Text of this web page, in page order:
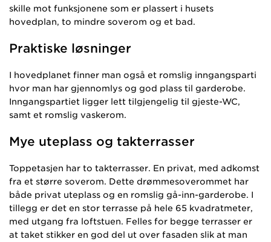
skille mot funksjonene som er plassert i husets
hovedplan, to mindre soverom og et bad.
Praktiske løsninger
I hovedplanet finner man også et romslig inngangsparti
hvor man har gjennomlys og god plass til garderobe.
Inngangspartiet ligger lett tilgjengelig til gjeste-WC,
samt et romslig vaskerom.
Mye uteplass og takterrasser
Toppetasjen har to takterrasser. En privat, med adkomst
fra et større soverom. Dette drømmesoverommet har
både privat uteplass og en romslig gå-inn-garderobe. I
tillegg er det en stor terrasse på hele 65 kvadratmeter,
med utgang fra loftstuen. Felles for begge terrasser er
at taket stikker en god del ut over fasaden slik at man